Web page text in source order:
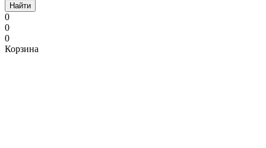
Найти
0
0
0
Корзина